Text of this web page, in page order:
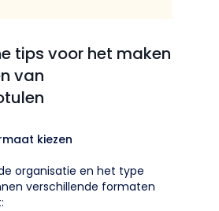
tips voor het maken
van
kiezen
organisatie en het type
verschillende formaten